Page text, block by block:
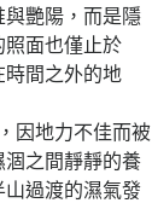
艷陽，而是隱
面也僅止於
間之外的地
因地力不佳而被
之間靜靜的養
過渡的濕氣發